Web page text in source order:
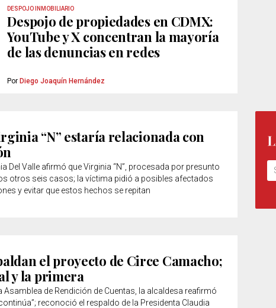
DESPOJO INMOBILIARIO
Despojo de propiedades en CDMX:
YouTube y X concentran la mayoría
de las denuncias en redes
Por Diego Joaquín Hernández
“N” estaría relacionada con
Del Valle afirmó que Virginia “N”, procesada por presunto
otros seis casos; la víctima pidió a posibles afectados
y evitar que estos hechos se repitan
el proyecto de Circe Camacho;
y la primera
de Rendición de Cuentas, la alcaldesa reafirmó
reconoció el respaldo de la Presidenta Claudia